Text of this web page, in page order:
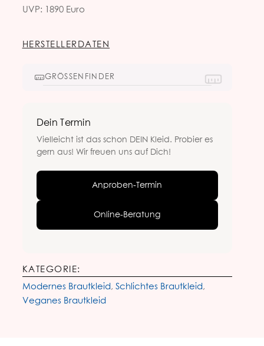
UVP: 1890 Euro
HERSTELLERDATEN
GRÖSSENFINDER
Dein Termin
Vielleicht ist das schon DEIN Kleid. Probier es
gern aus! Wir freuen uns auf Dich!
Anproben-Termin
Online-Beratung
KATEGORIE:
Modernes Brautkleid , Schlichtes Brautkleid ,
Veganes Brautkleid